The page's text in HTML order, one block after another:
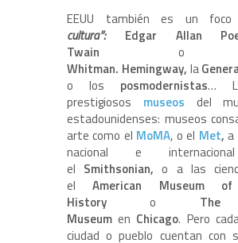
EEUU también es un
cultura”: Edgar Allan
Twain
Whitman. Hemingway, la
o los posmodernistas…
prestigiosos museos
del
estadounidenses: museos
arte como el MoMA, o el Met,
nacional e
el Smithsonian,o a las
elAmerican Museum
Historyo
Museum en Chicago. Pero
ciudad o pueblo cuentan con